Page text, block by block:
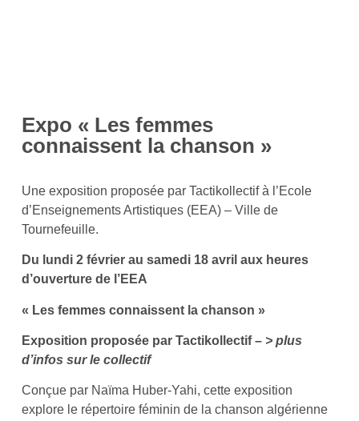
Expo « Les femmes
connaissent la chanson »
Une exposition proposée par Tactikollectif à l’Ecole
d’Enseignements Artistiques (EEA) – Ville de
Tournefeuille.
Du lundi 2 février au samedi 18 avril aux heures
d’ouverture de l’EEA
« Les femmes connaissent la chanson »
Exposition proposée par Tactikollectif– > plus
d’infos sur le collectif
Conçue par Naïma Huber-Yahi, cette exposition
explore le répertoire féminin de la chanson algérienne